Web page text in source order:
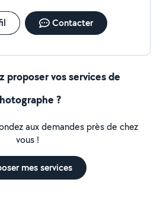
Contacter
proposer vos services de
?
aux demandes près de chez
vous !
mes services